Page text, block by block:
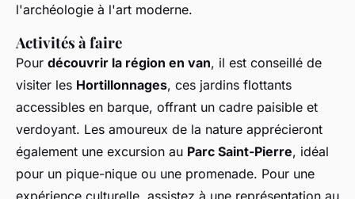
l'archéologie à l'art moderne.
Activités à faire
Pour découvrir la région en van, il est conseillé de
visiter les Hortillonnages, ces jardins flottants
accessibles en barque, offrant un cadre paisible et
verdoyant. Les amoureux de la nature apprécieront
également une excursion au Parc Saint-Pierre, idéal
pour un pique-nique ou une promenade. Pour une
expérience culturelle, assistez à une représentation au